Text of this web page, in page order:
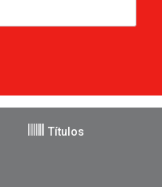
Títulos